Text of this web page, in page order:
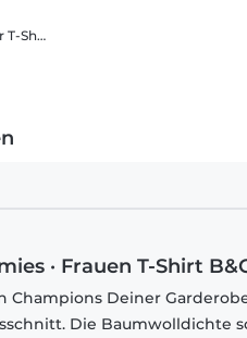
B&C
· Frauen T-Shirt
Champions Deiner
Die